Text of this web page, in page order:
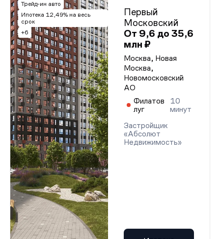
Трейд-ин авто
Ипотека 12,49% на весь
срок
+6
Первый
Московский
От 9,6 до 35,6
млн ₽
Москва, Новая
Москва,
Новомосковский
АО
Филатов
луг
10
минут
Застройщик
«Абсолют
Недвижимость»